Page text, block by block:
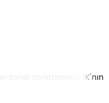
Personel Yönetiminde İK'nın